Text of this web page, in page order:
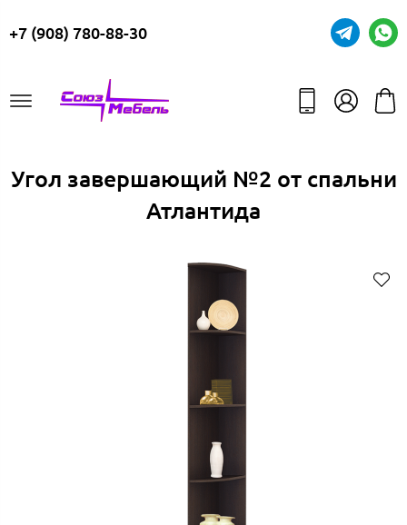
+7 (908) 780-88-30
Угол завершающий №2 от спальни
Атлантида